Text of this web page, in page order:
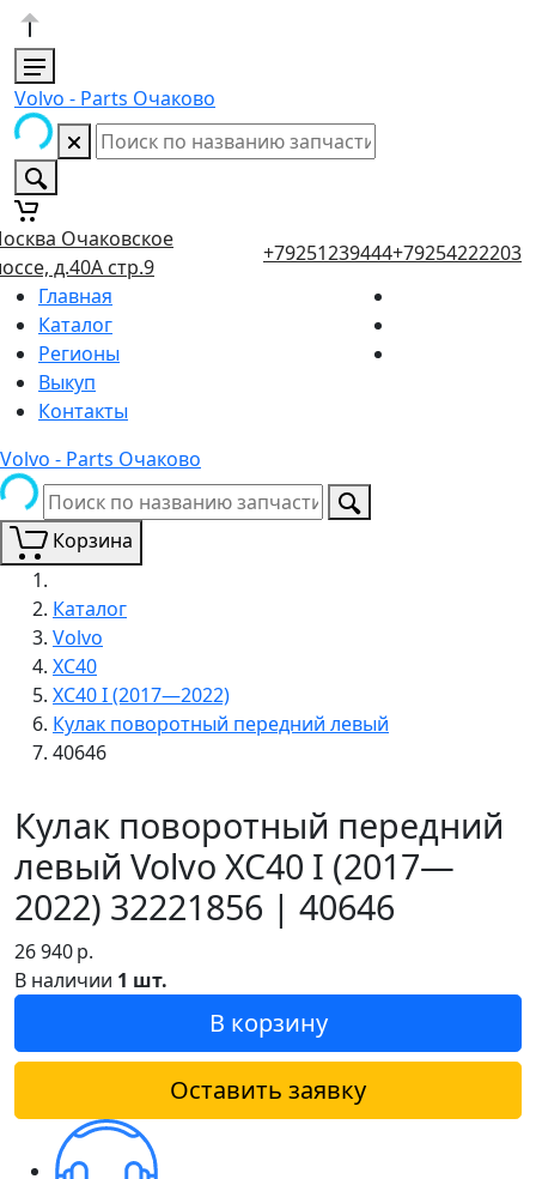
Volvo - Parts Очаково
Очаковское
д.40А стр.9
+79251239444+79254222203
Главная
Каталог
Регионы
Выкуп
Контакты
Volvo - Parts Очаково
Корзина
Каталог
Volvo
XC40
XC40 I (2017—2022)
Кулак поворотный передний левый
40646
Кулак поворотный передний
левый Volvo XC40 I (2017—
2022) 32221856 | 40646
26 940р.
В наличии 1 шт.
В корзину
Оставить заявку